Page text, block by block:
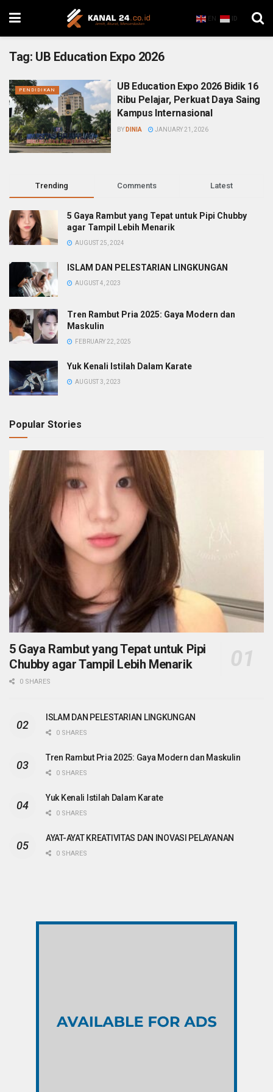
EN ID
Tag: UB Education Expo 2026
PENDIDIKAN
UB Education Expo 2026 Bidik 16
Ribu Pelajar, Perkuat Daya Saing
Kampus Internasional
BY DINIA JANUARY 21, 2026
Trending Comments Latest
5 Gaya Rambut yang Tepat untuk Pipi Chubby
agar Tampil Lebih Menarik
AUGUST 25, 2024
ISLAM DAN PELESTARIAN LINGKUNGAN
AUGUST 4, 2023
Tren Rambut Pria 2025: Gaya Modern dan
Maskulin
FEBRUARY 22, 2025
Yuk Kenali Istilah Dalam Karate
AUGUST 3, 2023
Popular Stories
5 Gaya Rambut yang Tepat untuk Pipi
Chubby agar Tampil Lebih Menarik
0 SHARES
ISLAM DAN PELESTARIAN LINGKUNGAN
0 SHARES
Tren Rambut Pria 2025: Gaya Modern dan Maskulin
0 SHARES
Yuk Kenali Istilah Dalam Karate
0 SHARES
AYAT-AYAT KREATIVITAS DAN INOVASI PELAYANAN
0 SHARES